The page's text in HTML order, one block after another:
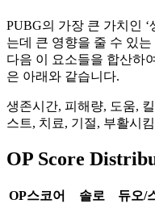
PUBG의 가장 큰 가치인 ‘
는데 큰 영향을 줄 수 있
다음 이 요소들을 합산하
은 아래와 같습니다.
생존시간, 피해량, 도움,
스트, 치료, 기절, 부활시킴
OP Score
OP스코어 솔로
듀오/